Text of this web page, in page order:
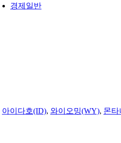
경제일반
아이다호(ID), 와이오밍(WY), 몬타